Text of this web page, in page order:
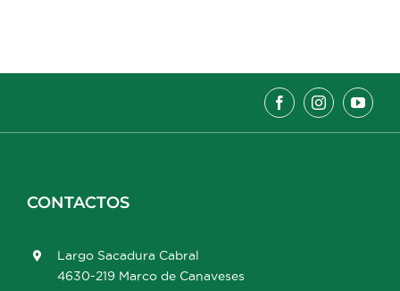
CONTACTOS
Largo Sacadura Cabral
4630-219 Marco de Canaveses